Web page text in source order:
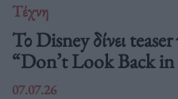
Τέχνη
Το Disney δίνει
“Don’t Look Back in
07.07.26